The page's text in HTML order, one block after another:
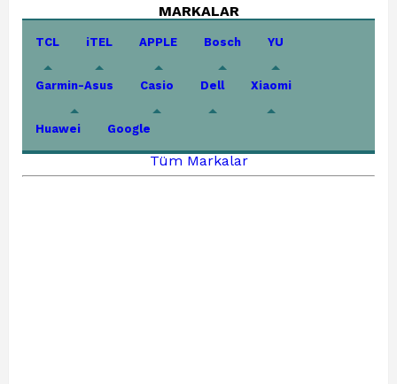
MARKALAR
TCL iTEL APPLE Bosch YU
Garmin-Asus Casio Dell Xiaomi
Huawei Google
Tüm Markalar